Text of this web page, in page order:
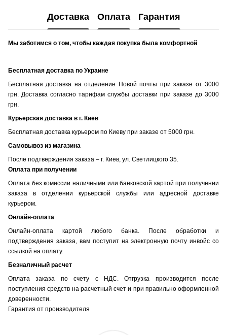
Доставка Оплата Гарантия
Мы заботимся о том, чтобы каждая покупка была комфортной
Бесплатная доставка по Украине
Бесплатная доставка на отделение Новой почты при заказе от 3000
грн. Доставка согласно тарифам службы доставки при заказе до 3000
грн.
Курьерская доставка в г. Киев
Бесплатная доставка курьером по Киеву при заказе от 5000 грн.
Самовывоз из магазина
После подтверждения заказа – г. Киев, ул. Светлицкого 35.
Оплата при получении
Оплата без комиссии наличными или банковской картой при получении
заказа в отделении курьерской службы или адресной доставке
курьером.
Онлайн-оплата
Онлайн-оплата картой любого банка. После обработки и
подтверждения заказа, вам поступит на электронную почту инвойс со
ссылкой на оплату.
Безналичный расчет
Оплата заказа по счету с НДС. Отгрузка производится после
поступления средств на расчетный счет и при правильно оформленной
доверенности.
Гарантия от производителя